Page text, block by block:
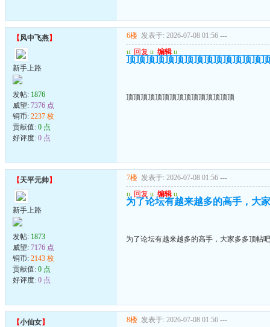
【风中飞燕】
新手上路
发帖: 1876
威望: 7376 点
铜币: 2237 枚
贡献值: 0 点
好评度: 0 点
6楼 发表于: 2026-07-08 01:56 ---
u 回复 u 编辑 u
顶顶顶顶顶顶顶顶顶顶顶顶顶顶顶
顶顶顶顶顶顶顶顶顶顶顶顶顶顶顶
【天平元帅】
新手上路
发帖: 1873
威望: 7176 点
铜币: 2143 枚
贡献值: 0 点
好评度: 0 点
7楼 发表于: 2026-07-08 01:56 ---
u 回复 u 编辑 u
为了论坛有越来越多的高手，大
为了论坛有越来越多的高手，大家多多顶帖
【小仙女】 8楼 发表于: 2026-07-08 01:56 ---